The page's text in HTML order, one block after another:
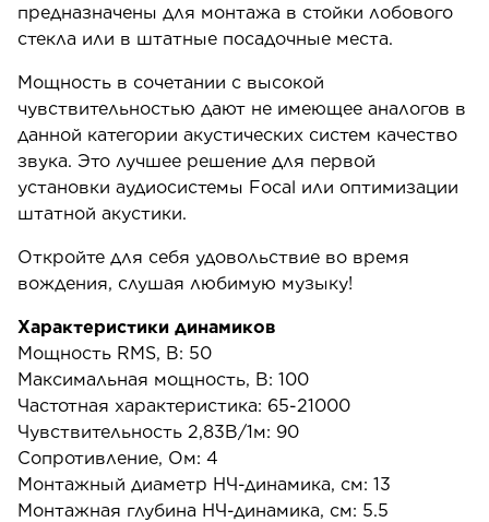
предназначены для монтажа в стойки лобового
стекла или в штатные посадочные места.
Мощность в сочетании с высокой
чувствительностью дают не имеющее аналогов в
данной категории акустических систем качество
звука. Это лучшее решение для первой
установки аудиосистемы Focal или оптимизации
штатной акустики.
Откройте для себя удовольствие во время
вождения, слушая любимую музыку!
Характеристики динамиков
Мощность RMS, В: 50
Максимальная мощность, В: 100
Частотная характеристика: 65-21000
Чувствительность 2,83В/1м: 90
Сопротивление, Ом: 4
Монтажный диаметр НЧ-динамика, см: 13
Монтажная глубина НЧ-динамика, см: 5.5